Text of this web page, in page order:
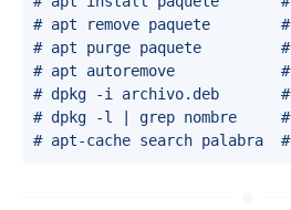
# apt remove paquete        #
# apt purge paquete         #
# apt autoremove            #
# dpkg -i archivo.deb       #
# dpkg -l | grep nombre     #